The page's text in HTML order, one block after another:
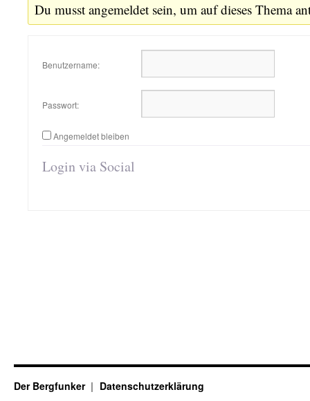
Du musst angemeldet sein, um auf dieses Thema
Benutzername:
Passwort:
Angemeldet bleiben
Login via Social
Der Bergfunker Datenschutzerklärung